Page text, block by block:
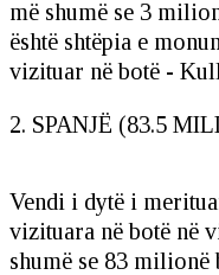
më shumë se 3
është shtëpia e
vizituar në botë -
2. SPANJË (83.5
Vendi i dytë i
vizituara në botë në
shumë se 83 milionë